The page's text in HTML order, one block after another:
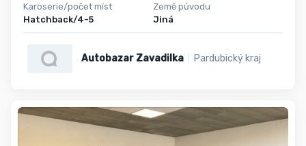
Karoserie/počet míst
Hatchback/4-5
Země původu
Jiná
Autobazar Zavadilka Pardubický kraj